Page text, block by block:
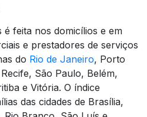
feita nos domicílios e em
e prestadores de serviços
do Rio de Janeiro, Porto
São Paulo, Belém,
e Vitória. O índice
das cidades de Brasília,